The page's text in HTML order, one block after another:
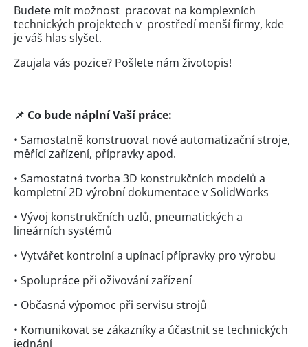
Budete mít možnost pracovat na komplexních
technických projektech v prostředí menší firmy, kde
je váš hlas slyšet.
Zaujala vás pozice? Pošlete nám životopis!
📌 Co bude náplní Vaší práce:
• Samostatně konstruovat nové automatizační stroje,
měřící zařízení, přípravky apod.
• Samostatná tvorba 3D konstrukčních modelů a
kompletní 2D výrobní dokumentace v SolidWorks
• Vývoj konstrukčních uzlů, pneumatických a
lineárních systémů
• Vytvářet kontrolní a upínací přípravky pro výrobu
• Spolupráce při oživování zařízení
• Občasná výpomoc při servisu strojů
• Komunikovat se zákazníky a účastnit se technických
jednání